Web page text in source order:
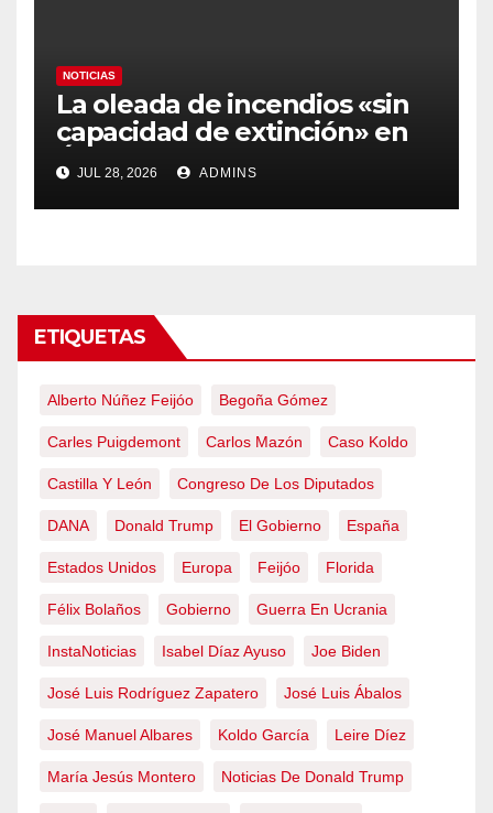
NOTICIAS
La oleada de incendios «sin
capacidad de extinción» en
Ávila y al oeste de Madrid
obliga a declarar la
emergencia nacional
JUL 28, 2026 ADMINS
ETIQUETAS
Alberto Núñez Feijóo Begoña Gómez
Carles Puigdemont Carlos Mazón Caso Koldo
Castilla Y León Congreso De Los Diputados
DANA Donald Trump El Gobierno España
Estados Unidos Europa Feijóo Florida
Félix Bolaños Gobierno Guerra En Ucrania
InstaNoticias Isabel Díaz Ayuso Joe Biden
José Luis Rodríguez Zapatero José Luis Ábalos
José Manuel Albares Koldo García Leire Díez
María Jesús Montero Noticias De Donald Trump